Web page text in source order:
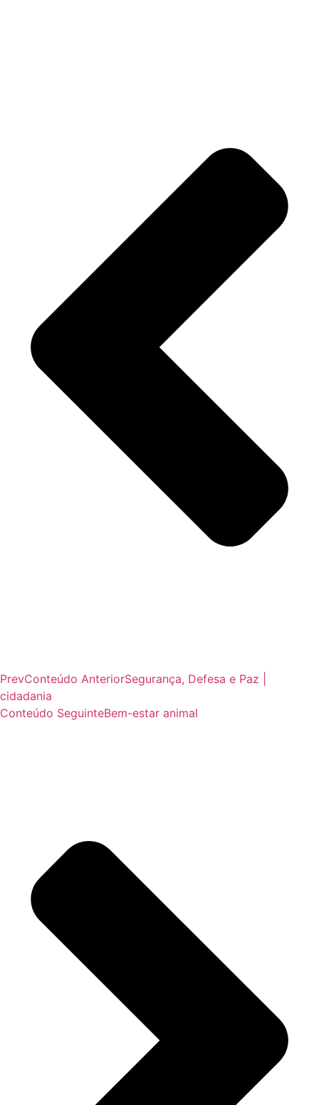
PrevConteúdo AnteriorSegurança, Defesa e Paz |
cidadania
Conteúdo SeguinteBem-estar animal